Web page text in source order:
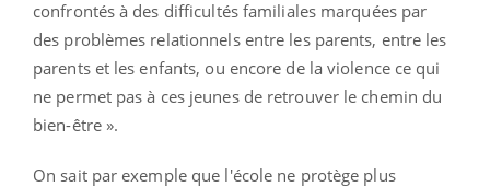
confrontés à des difficultés familiales marquées par
des problèmes relationnels entre les parents, entre les
parents et les enfants, ou encore de la violence ce qui
ne permet pas à ces jeunes de retrouver le chemin du
bien-être ».
On sait par exemple que l'école ne protège plus